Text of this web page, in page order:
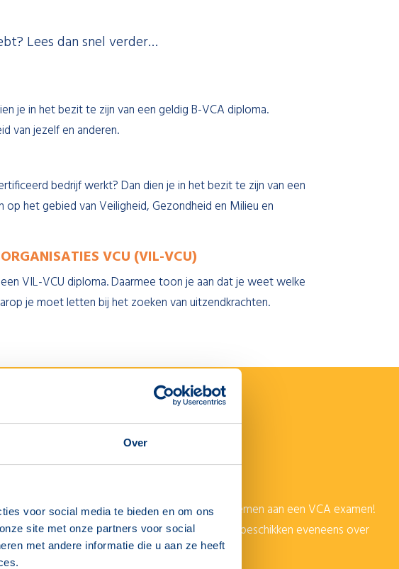
Over
voor social media te bieden en om ons
site met onze partners voor social
met andere informatie die u aan ze heeft
Lees dan snel verder…
je in het bezit te zijn van een geldig B-VCA diploma.
van jezelf en anderen.
bedrijf werkt? Dan dien je in het bezit te zijn van een
het gebied van Veiligheid, Gezondheid en Milieu en
VCU (VIL-VCU)
VIL-VCU diploma. Daarmee toon je aan dat je weet welke
je moet letten bij het zoeken van uitzendkrachten.
Dan hoef je nooit ver te reizen om deel te nemen aan een VCA examen!
bereikbaar met het openbaar vervoer en beschikken eveneens over